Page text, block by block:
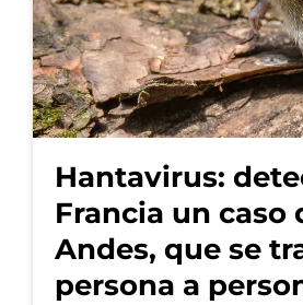
Hantavirus:
Francia un caso
Andes, que se
persona a